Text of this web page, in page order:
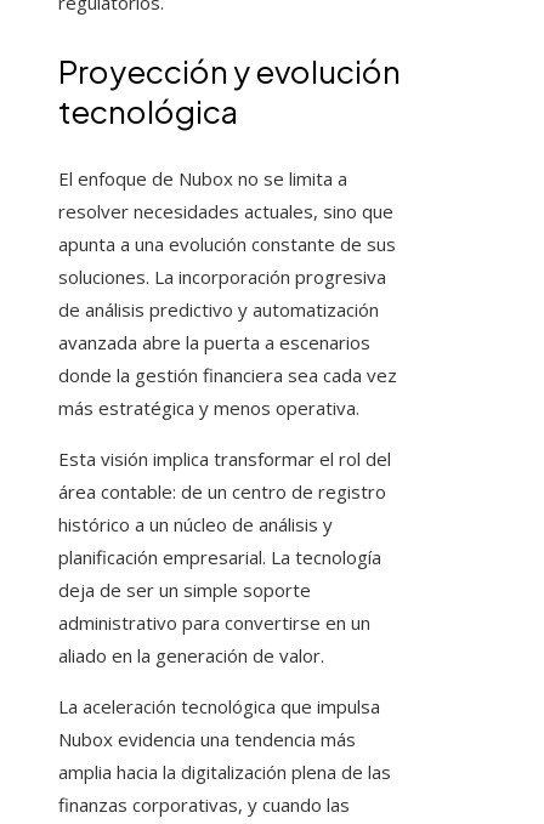
Proyección y evolución
tecnológica
El enfoque de Nubox no se limita a
resolver necesidades actuales, sino que
apunta a una evolución constante de sus
soluciones. La incorporación progresiva
de análisis predictivo y automatización
avanzada abre la puerta a escenarios
donde la gestión financiera sea cada vez
más estratégica y menos operativa.
Esta visión implica transformar el rol del
área contable: de un centro de registro
histórico a un núcleo de análisis y
planificación empresarial. La tecnología
deja de ser un simple soporte
administrativo para convertirse en un
aliado en la generación de valor.
La aceleración tecnológica que impulsa
Nubox evidencia una tendencia más
amplia hacia la digitalización plena de las
finanzas corporativas, y cuando las